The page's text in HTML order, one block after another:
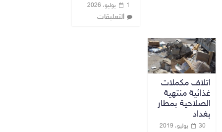
1 يوليو، 2026
التعليقات
اتلاف مكملات
غذائية منتهية
الصلاحية بمطار
بغداد
30 يوليو، 2019